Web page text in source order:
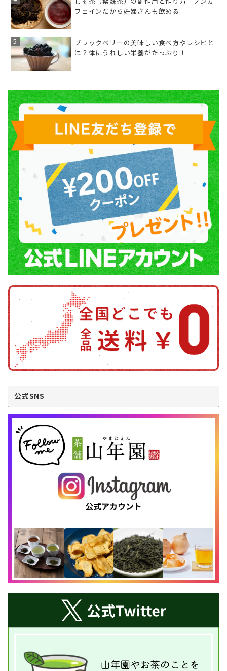
フェインだから妊婦さんも飲める
ブラックベリーの美味しい食べ方やレシピと
は？体にうれしい栄養がたっぷり！
公式SNS